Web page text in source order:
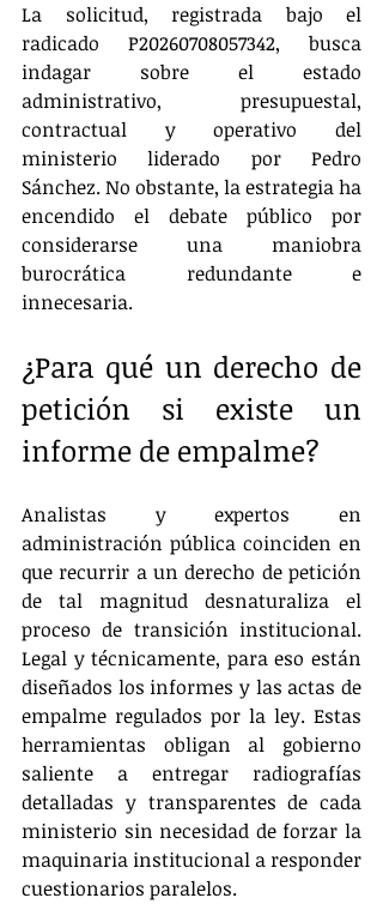
La solicitud, registrada bajo el
radicado P20260708057342, busca
indagar sobre el estado
administrativo, presupuestal,
contractual y operativo del
ministerio liderado por Pedro
Sánchez. No obstante, la estrategia ha
encendido el debate público por
considerarse una maniobra
burocrática redundante e
innecesaria.
¿Para qué un derecho de
petición si existe un
informe de empalme?
Analistas y expertos en
administración pública coinciden en
que recurrir a un derecho de petición
de tal magnitud desnaturaliza el
proceso de transición institucional.
Legal y técnicamente, para eso están
diseñados los informes y las actas de
empalme regulados por la ley. Estas
herramientas obligan al gobierno
saliente a entregar radiografías
detalladas y transparentes de cada
ministerio sin necesidad de forzar la
maquinaria institucional a responder
cuestionarios paralelos.